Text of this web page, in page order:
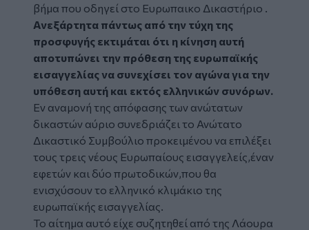
βήμα που οδηγεί στο Ευρωπαικο Δικαστήριο .
Ανεξάρτητα πάντως από την τύχη της
προσφυγής εκτιμάται ότι η κίνηση αυτή
αποτυπώνει την πρόθεση της ευρωπαϊκής
εισαγγελίας να συνεχίσει τον αγώνα για την
υπόθεση αυτή και εκτός ελληνικών συνόρων.
Εν αναμονή της απόφασης των ανώτατων
δικαστών αύριο συνεδριάζει το Ανώτατο
Δικαστικό Συμβούλιο προκειμένου να επιλέξει
τους τρεις νέους Ευρωπαίους εισαγγελείς,έναν
εφετών και δύο πρωτοδικών,που θα
ενισχύσουν το ελληνικό κλιμάκιο της
ευρωπαϊκής εισαγγελίας.
Το αίτημα αυτό είχε συζητηθεί από της Λάουρα